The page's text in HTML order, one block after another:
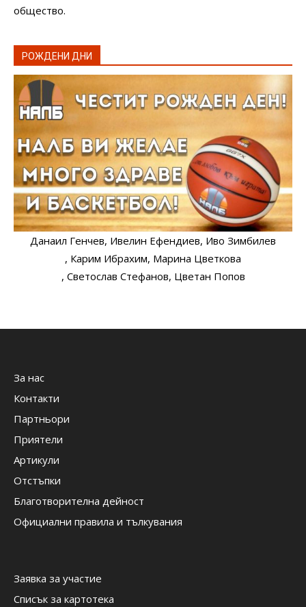
общество.
РОЖДЕНИ ДНИ
Данаил Генчев, Ивелин Ефендиев, Иво Зимбилев
, Карим Ибрахим, Марина Цветкова
, Светослав Стефанов, Цветан Попов
За нас
Контакти
Партньори
Приятели
Артикули
Отстъпки
Благотворителна дейност
Официални правила и тълкувания
Заявка за участие
Списък за картотека